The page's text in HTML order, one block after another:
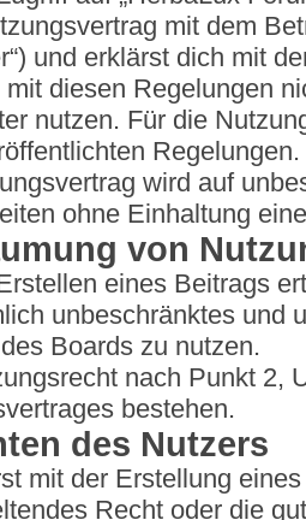
mit dem
und erklärst dich mit
diesen Regelungen
nutzen. Für die
Regelungen.
wird auf
ohne Einhaltung
von
eines Beitrags
unbeschränktes und
Boards zu nutzen.
nach Punkt 2,
bestehen.
des Nutzers
mit der Erstellung
Recht oder die